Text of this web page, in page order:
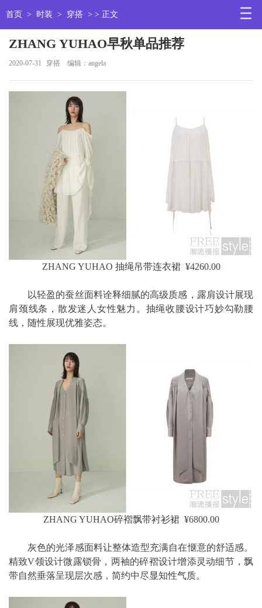
首页 > 时装 > 穿搭 > > 正文
ZHANG YUHAO早秋单品推荐
2020-07-31 穿搭 编辑：angela
ZHANG YUHAO 抽绳吊带连衣裙 ¥4260.00
以轻盈的蚕丝面料诠释细腻的高级质感，露肩设计展现
肩颈线条，散发迷人女性魅力。抽绳收腰设计巧妙勾勒腰
线，随性展现优雅姿态。
ZHANG YUHAO碎褶飘带衬衫裙 ¥6800.00
灰色的光泽感面料让整体造型充满自在惬意的舒适感。
精致V领设计微露锁骨，两袖的碎褶设计增添灵动细节，飘
带自然垂落呈现层次感，简约中尽显知性气质。